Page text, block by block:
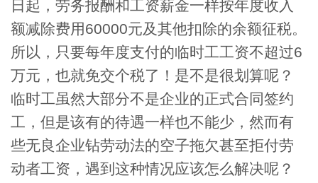
日起，劳务报酬和工资薪金一样按年度收入
额减除费用60000元及其他扣除的余额征税。
所以，只要每年度支付的临时工工资不超过6
万元，也就免交个税了！是不是很划算呢？
临时工虽然大部分不是企业的正式合同签约
工，但是该有的待遇一样也不能少，然而有
些无良企业钻劳动法的空子拖欠甚至拒付劳
动者工资，遇到这种情况应该怎么解决呢？